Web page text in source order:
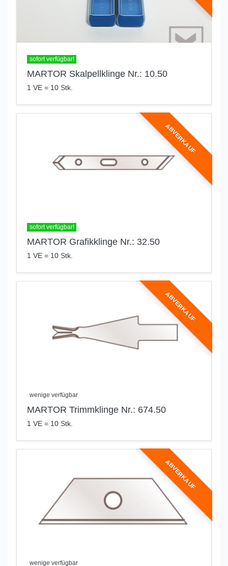
sofort verfügbar!
MARTOR Skalpellklinge Nr.: 10.50
1 VE = 10 Stk.
ABVERKAUF
sofort verfügbar!
MARTOR Grafikklinge Nr.: 32.50
1 VE = 10 Stk.
ABVERKAUF
wenige verfügbar
MARTOR Trimmklinge Nr.: 674.50
1 VE = 10 Stk.
ABVERKAUF
wenige verfügbar